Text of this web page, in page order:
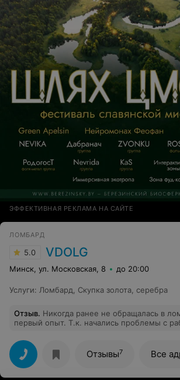
ЭФФЕКТИВНАЯ РЕКЛАМА НА САЙТЕ
ЛОМБАРД
5.0 VDOLG
Минск, ул. Московская, 8 до 20:00
Услуги: Ломбард, Скупка золота, серебра
Отзыв. Никогда ранее не обращалась в
первый опыт. Т.к. начались проблемы с работой, стали
ломбардам всегда с опаской, что сильно
цене. У них есть возможность получить
предварительную оценку даже по Viber,
удобно. Чем я и воспользовалась. Но,
Отзывы7 Все